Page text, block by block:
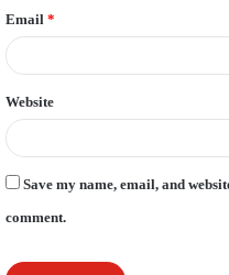
Email *
Website
Save my name, email, and
comment.